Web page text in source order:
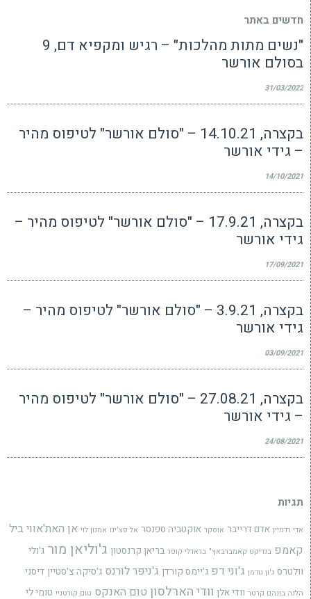
חדשים באתר
"נשים מתות מהלכות" – רגיש ומקפיא דם, 9
בסולם אורשר
31/03/2022
בקצרה, 14.10.21 – "סולם אורשר" לטיפוס מהיר
– גידי אורשר
14/10/2021
בקצרה, 17.9.21 – "סולם אורשר" לטיפוס מהיר –
גידי אורשר
17/09/2021
בקצרה, 3.9.21 – "סולם אורשר" לטיפוס מהיר –
גידי אורשר
03/09/2021
בקצרה, 27.08.21 – "סולם אורשר" לטיפוס מהיר
– גידי אורשר
24/08/2021
תגיות
אדי רדמיין אדם דרייבר אוסקר אוקטביה ספנסר אל פצ'ינו אמנון לוי אן האת'אוויביל
קאמפ בנדיקט קאמברבאץ" בראדלי קופר בריאן קרנסטון ג'וליאן מור ג'ולי
וולטרס ג'ון גודמן ג'וני דפ ג'יימס קורדן ג'ניפר לורנס ג'סיקה צ'סטיין דיסני
הלנה בונהם קרטר וודי אלן וודי הארלסון טום האנקס טום קורטניי טומי לי